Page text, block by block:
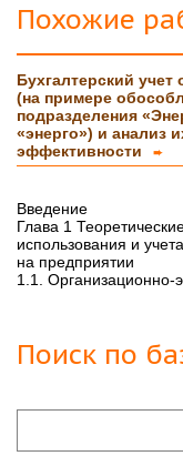
защитилась на 4!!!!
прикреплю,друзьям и
Ольга С.
09.02.2018
Курсовая на "5"!
После новогодних
писать, заказывать
сотрудничать!
Ольга
14.01.2018
Светлана, добрый
Защита прошла на
Яна
06.10.2017
Похожие
Бухгалтерский
(на примере
подразделения
«энерго») и анализ
эффективности
➨
Введение
Глава 1
использования и
на предприятии
1.1. Организационно-
Поиск по